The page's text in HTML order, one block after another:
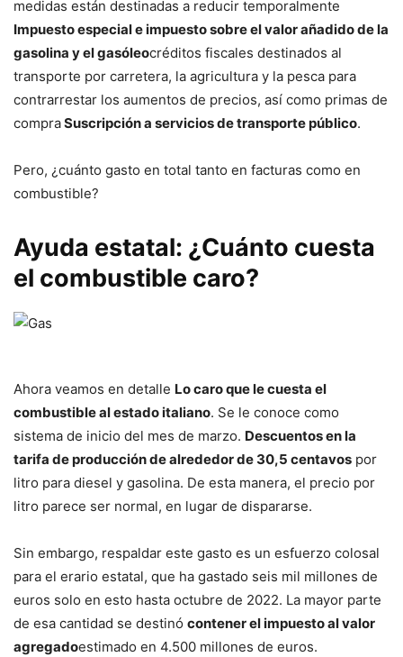
medidas están destinadas a reducir temporalmente
Impuesto especial e impuesto sobre el valor añadido de la
gasolina y el gasóleocréditos fiscales destinados al
transporte por carretera, la agricultura y la pesca para
contrarrestar los aumentos de precios, así como primas de
compraSuscripción a servicios de transporte público.
Pero, ¿cuánto gasto en total tanto en facturas como en
combustible?
Ayuda estatal: ¿Cuánto cuesta
el combustible caro?
Ahora veamos en detalle Lo caro que le cuesta el
combustible al estado italiano. Se le conoce como
sistema de inicio del mes de marzo. Descuentos en la
tarifa de producción de alrededor de 30,5 centavos por
litro para diesel y gasolina. De esta manera, el precio por
litro parece ser normal, en lugar de dispararse.
Sin embargo, respaldar este gasto es un esfuerzo colosal
para el erario estatal, que ha gastado seis mil millones de
euros solo en esto hasta octubre de 2022. La mayor parte
de esa cantidad se destinó contener el impuesto al valor
agregadoestimado en 4.500 millones de euros.